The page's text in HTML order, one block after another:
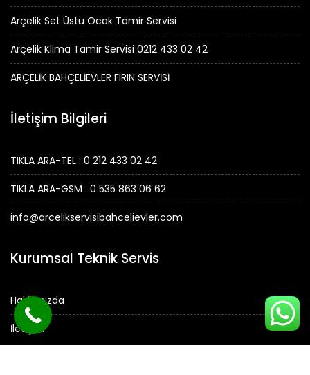
Arçelik Set Üstü Ocak Tamir Servisi
Arçelik Klima Tamir Servisi 0212 433 02 42
ARÇELİK BAHÇELİEVLER FIRIN SERVİSİ
İletişim Bilgileri
TIKLA ARA-TEL : 0 212 433 02 42
TIKLA ARA-GSM : 0 535 863 06 62
info@arcelikservisibahcelievler.com
Kurumsal Teknik Servis
Hakkımızda
İletişim